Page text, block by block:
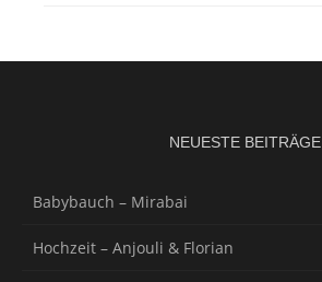
NEUESTE BEITRÄGE
Babybauch – Mirabai
Hochzeit – Anjouli & Florian